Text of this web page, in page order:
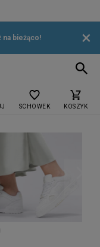
na bieżąco! ×
SCHOWEK KOSZYK